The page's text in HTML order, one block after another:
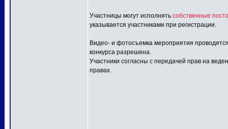
Участницы могут исполнять собственные
указывается участниками при регистрации.
Видео- и фотосъемка мероприятия
конкурса разрешена.
Участники согласны с передачей прав на
правах.